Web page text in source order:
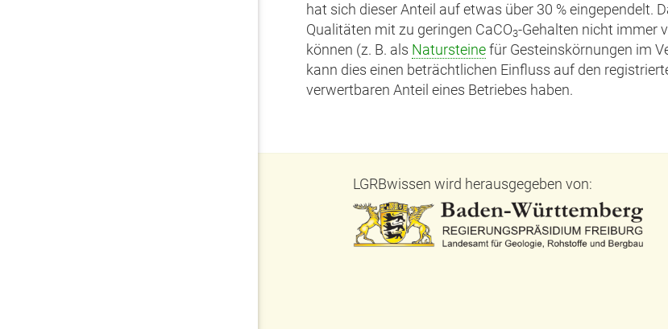
hat sich dieser Anteil auf etwas über 30 % eingependelt.
Qualitäten mit zu geringen CaCO3-Gehalten nicht immer
können (z. B. als Natursteine für Gesteinskörnungen im
kann dies einen beträchtlichen Einfluss auf den
verwertbaren Anteil eines Betriebes haben.
LGRBwissen wird herausgegeben von: